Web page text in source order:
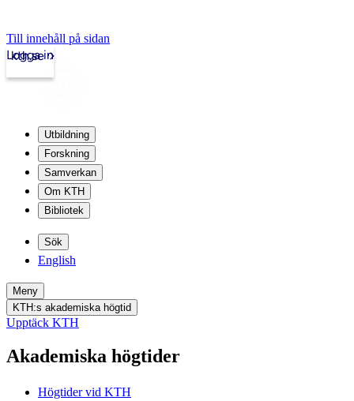
Till innehåll på sidan
kth.se
Logga in
Utbildning
Forskning
Samverkan
Om KTH
Bibliotek
Sök
English
Meny
KTH:s akademiska högtid
Upptäck KTH
Akademiska högtider
Högtider vid KTH